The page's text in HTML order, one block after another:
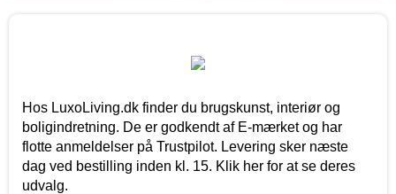
Hos LuxoLiving.dk finder du brugskunst, interiør og
boligindretning. De er godkendt af E-mærket og har
flotte anmeldelser på Trustpilot. Levering sker næste
dag ved bestilling inden kl. 15. Klik her for at se deres
udvalg.